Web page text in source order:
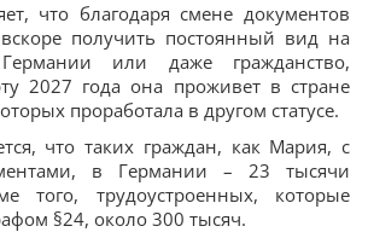
что благодаря смене документов
получить постоянный вид на
или даже гражданство,
2027 года она проживет в стране
проработала в другом статусе.
что таких граждан, как Мария, с
в Германии – 23 тысячи
того, трудоустроенных, которые
§24, около 300 тысяч.